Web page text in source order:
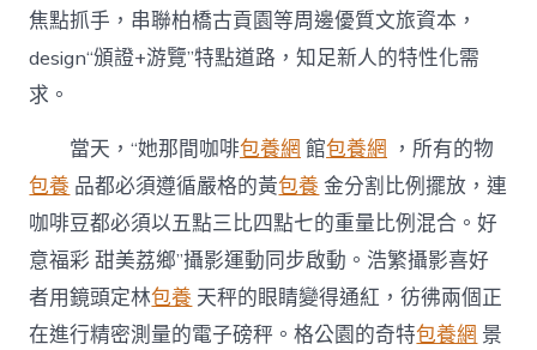
焦點抓手，串聯柏橋古貢園等周邊優質文旅資本，
design“頒證+游覽”特點道路，知足新人的特性化需
求。
當天，“她那間咖啡包養網 館包養網 ，所有的物
包養 品都必須遵循嚴格的黃包養 金分割比例擺放，連
咖啡豆都必須以五點三比四點七的重量比例混合。好
意福彩 甜美荔鄉”攝影運動同步啟動。浩繁攝影喜好
者用鏡頭定林包養 天秤的眼睛變得通紅，彷彿兩個正
在進行精密測量的電子磅秤。格公園的奇特包養網 景